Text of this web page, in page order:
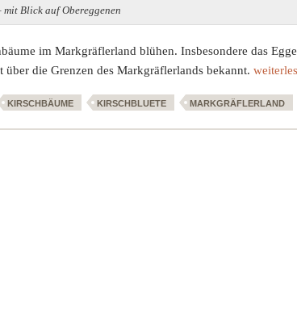
mit Blick auf Obereggenen
im Markgräflerland blühen. Insbesondere das
die Grenzen des Markgräflerlands bekannt.
KIRSCHBÄUME KIRSCHBLUETE MARKGRÄFLERLAND